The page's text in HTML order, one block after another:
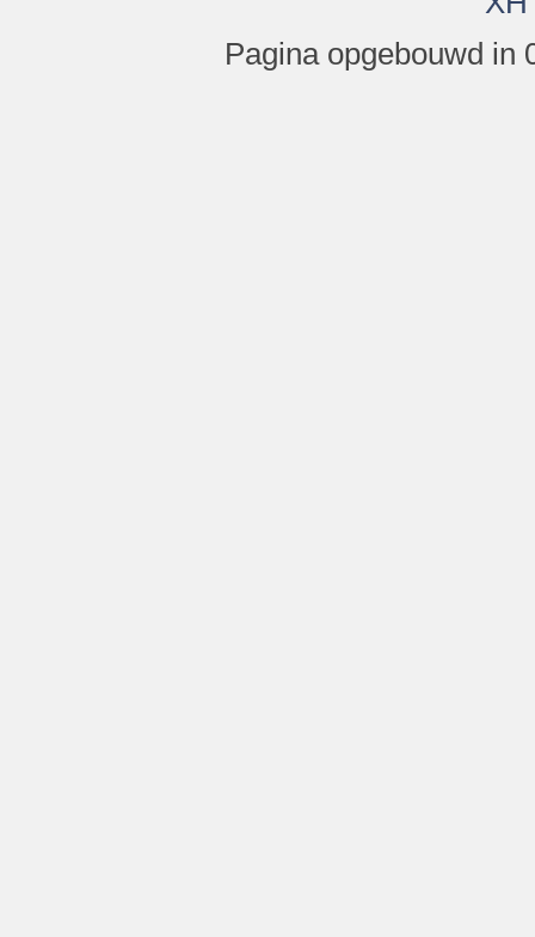
Pagina opgebouwd in